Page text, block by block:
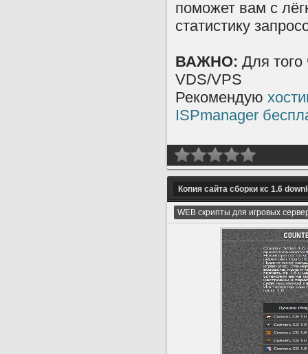
поможет вам с
статистику
ВАЖНО: Для того
VDS/VPS
Рекомендую
ISPmanager
Копия сайта сборки кс 1.6
WEB скрипты для игровых